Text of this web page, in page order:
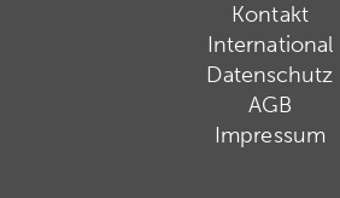
Kontakt
International
Datenschutz
AGB
Impressum